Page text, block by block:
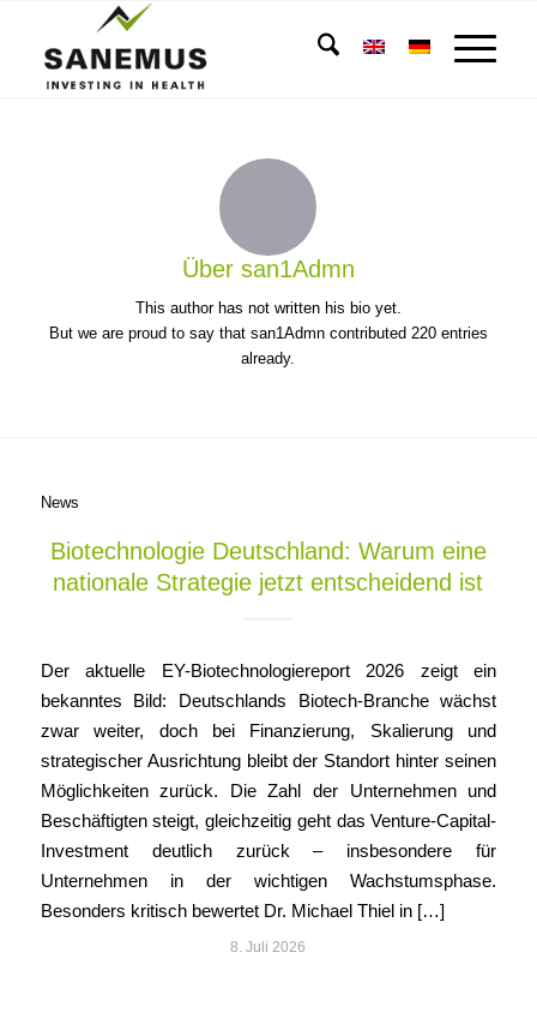
Über san1Admn
This author has not written his bio yet.
But we are proud to say that san1Admncontributed 220 entries
already.
News
Biotechnologie Deutschland: Warum eine
nationale Strategie jetzt entscheidend ist
Der aktuelle EY-Biotechnologiereport 2026 zeigt ein
bekanntes Bild: Deutschlands Biotech-Branche wächst
zwar weiter, doch bei Finanzierung, Skalierung und
strategischer Ausrichtung bleibt der Standort hinter seinen
Möglichkeiten zurück. Die Zahl der Unternehmen und
Beschäftigten steigt, gleichzeitig geht das Venture-Capital-
Investment deutlich zurück – insbesondere für
Unternehmen in der wichtigen Wachstumsphase.
Besonders kritisch bewertet Dr. Michael Thiel in […]
8. Juli 2026